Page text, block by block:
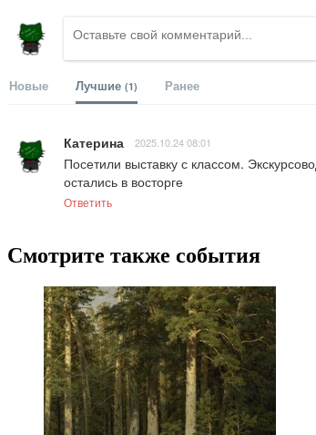
Новые Лучшие (1) Ранее
Катерина 2025.10.24 08:01
Посетили выставку с классом.
остались в восторге
Ответить
Смотрите также события